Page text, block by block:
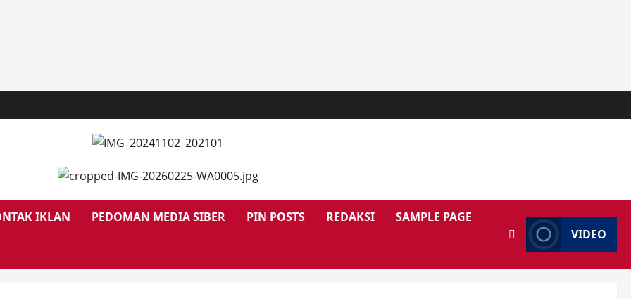
IKLAN PEDOMAN MEDIA SIBER PIN POSTS REDAKSI SAMPLE PAGE
VIDEO